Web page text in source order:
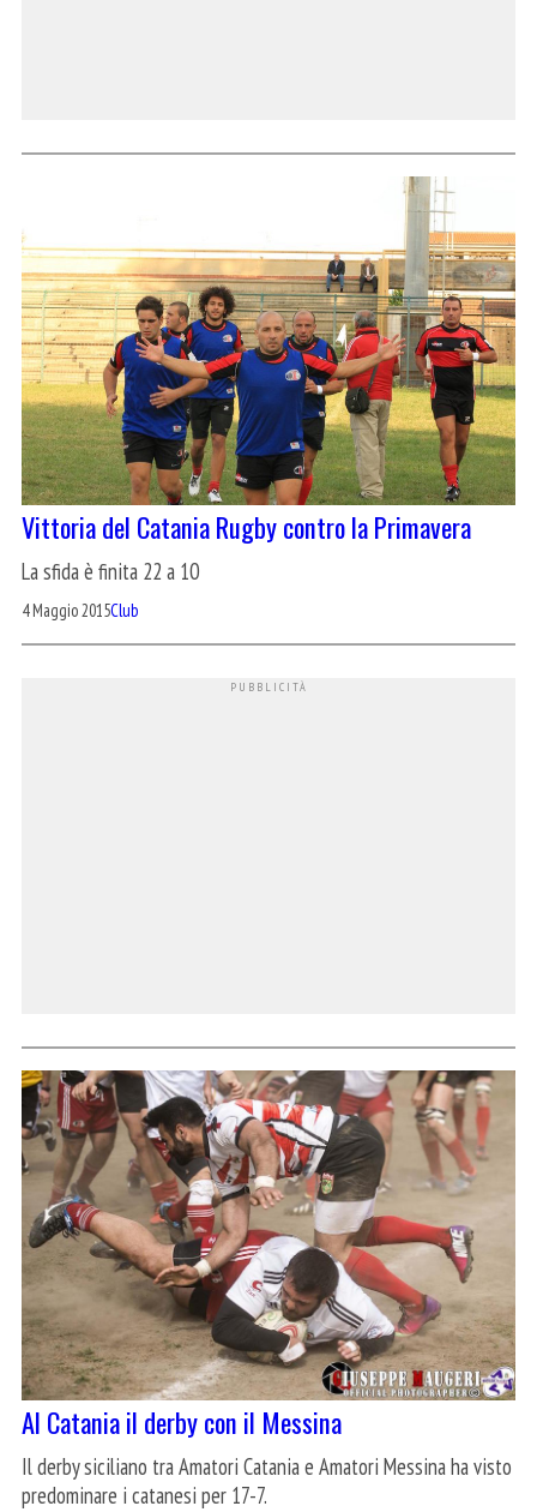
Vittoria del Catania Rugby contro la Primavera
La sfida è finita 22 a 10
4 Maggio 2015Club
Al Catania il derby con il Messina
Il derby siciliano tra Amatori Catania e Amatori Messina ha visto
predominare i catanesi per 17-7.